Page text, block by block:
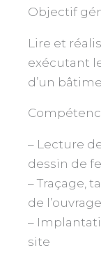
Objectif
Lire et
exécutant
d’un
– Lecture
dessin de
– Traçage,
de l’ouvrage
–
site